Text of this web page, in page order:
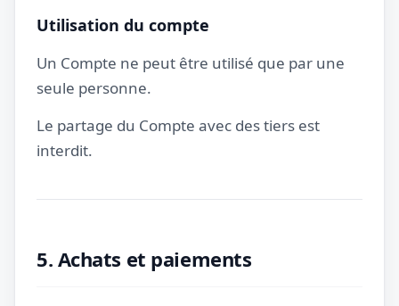
Utilisation du compte
Un Compte ne peut être utilisé que par une
seule personne.
Le partage du Compte avec des tiers est
interdit.
5. Achats et paiements